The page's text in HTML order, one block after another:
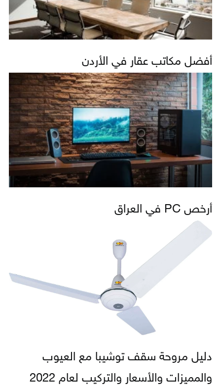
أفضل مكاتب عقار في الأردن
أرخص PC في العراق
دليل مروحة سقف توشيبا مع العيوب
والمميزات والأسعار والتركيب لعام 2022